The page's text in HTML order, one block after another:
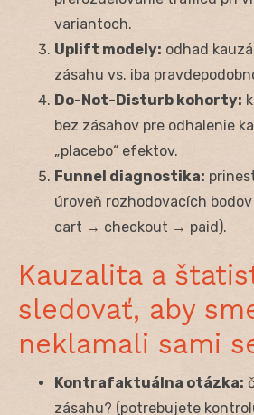
variantoch.
Uplift modely: odhad
zásahu vs. iba
Do-Not-Disturb kohorty:
bez zásahov pre odhalenie
„placebo“ efektov.
Funnel diagnostika:
úroveň rozhodovacích
cart → checkout → paid).
Kauzalita a
sledovať, aby
neklamali sami
Kontrafaktuálna otázka:
zásahu? (potrebujete